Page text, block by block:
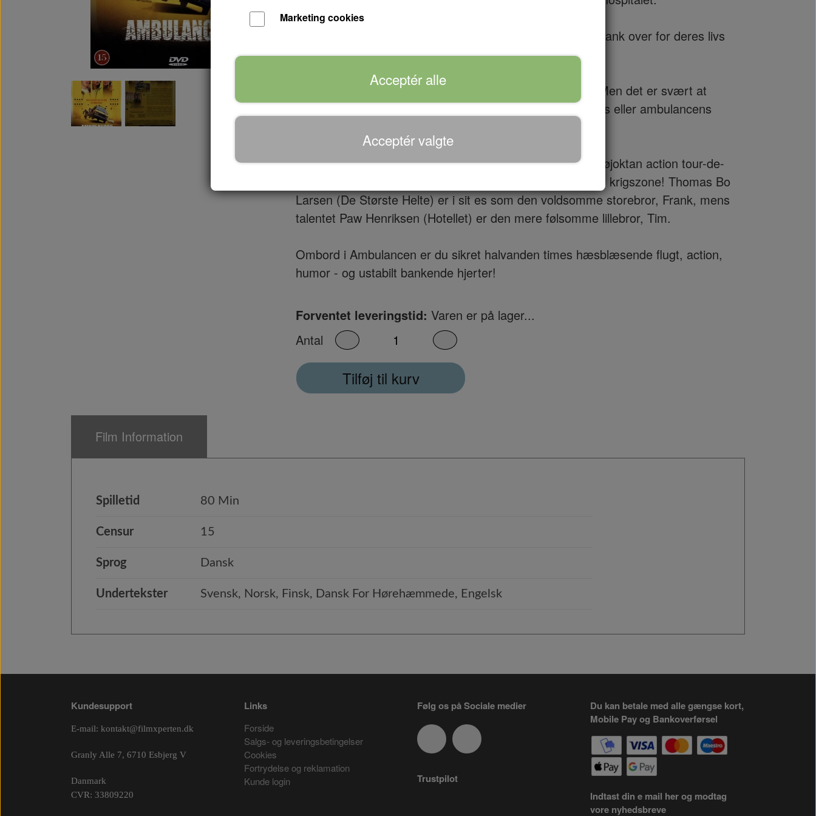
Med hele Københavns politistyrke i hælene står Tim og Frank over for deres livs
valg: skal de flygte eller overgive sig?
Det er ikke lige tiden for de to brødre at blive uvenner… Men det er svært at
undgå, når man ikke lige kan blive enige om hverken livets eller ambulancens
Instruktøren Laurits Munch-Petersen debuterer med en højoktan action tour-de-
force, der forvandler det rolige københavnske vejnet til en krigszone! Thomas Bo
Larsen (De Største Helte) er i sit es som den voldsomme storebror, Frank, mens
talentet Paw Henriksen (Hotellet) er den mere følsomme lillebror, Tim.
Ombord i Ambulancen er du sikret halvanden times hæsblæsende flugt, action,
humor - og ustabilt bankende hjerter!
Forventet leveringstid: Varen er på lager...
Antal
Tilføj til kurv
Film Information
Spilletid 80 Min
Censur 15
Sprog Dansk
Undertekster Svensk, Norsk, Finsk, Dansk For Hørehæmmede, Engelsk
Kundesupport
E-mail: kontakt@filmxperten.dk
Granly Alle 7, 6710 Esbjerg V
Danmark
CVR: 33809220
Links
Forside
Salgs- og leveringsbetingelser
Cookies
Fortrydelse og reklamation
Kunde login
Følg os på Sociale medier
Trustpilot
Du kan betale med alle gængse kort,
Mobile Pay og Bankoverførsel
Indtast din e mail her og modtag
vore nyhedsbreve
Marketing cookies
Acceptér alle
Acceptér valgte